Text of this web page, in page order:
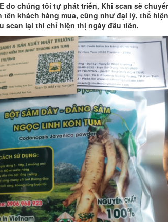
do chúng tôi tự phát triển, Khi scan sẽ
tên khách hàng mua, cũng như đại lý, thể
scan lại thì chỉ hiện thị ngày đầu tiên.